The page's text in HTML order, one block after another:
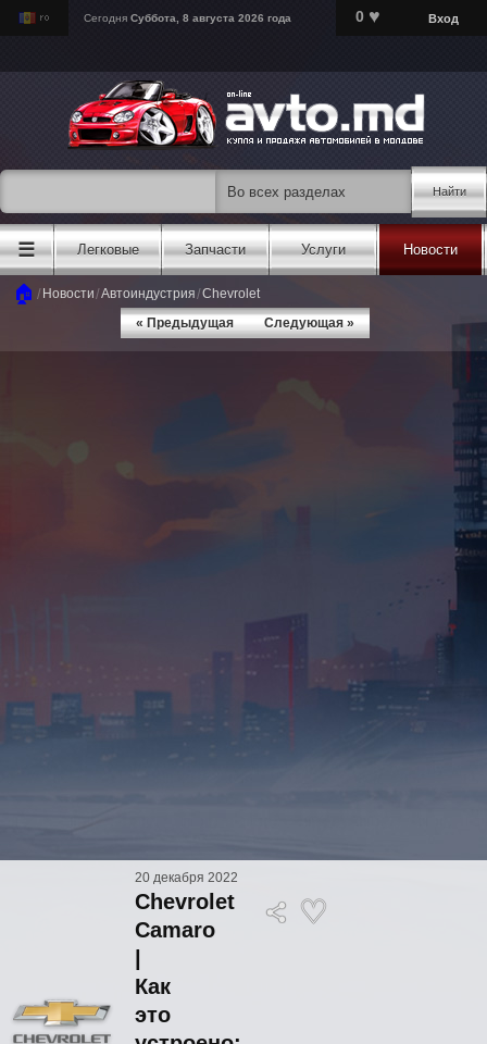
Сегодня Суббота, 8 августа 2026 года 0 ♥ Вход
Найти
☰ Легковые Запчасти Услуги Новости
🏠 / Новости/Автоиндустрия/Chevrolet
« Предыдущая
Следующая »
20 декабря 2022
Chevrolet
Camaro
Как
это